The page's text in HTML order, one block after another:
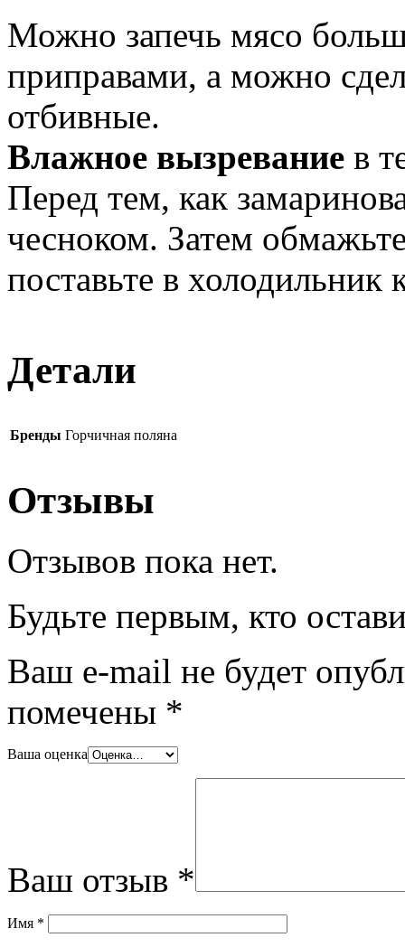
Можно запечь мясо
приправами, а можно
отбивные.
Влажное вызревание в
Перед тем, как
чесноком. Затем
поставьте в
Детали
Бренды Горчичная поляна
Отзывы
Отзывов пока нет.
Будьте первым, кто
Ваш e-mail не будет
помечены *
Ваша оценка
Ваш отзыв *
Имя *